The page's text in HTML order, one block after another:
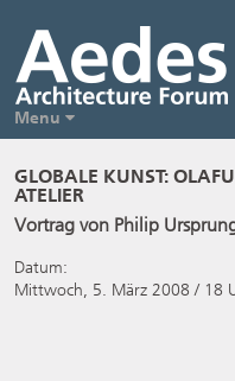
Menu
GLOBALE KUNST:
ATELIER
Vortrag von Philip
Datum:
Mittwoch, 5. März 2008 / 18